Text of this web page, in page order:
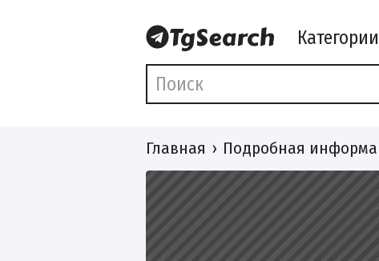
Категории
Главная Подробная